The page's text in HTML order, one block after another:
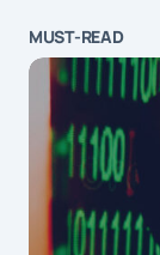
MUST-READ